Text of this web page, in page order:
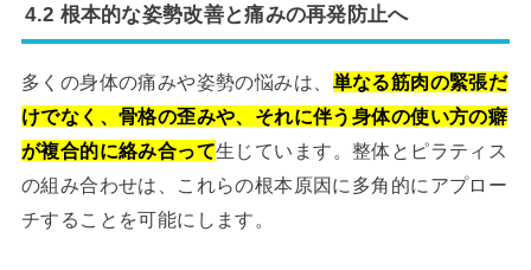
4.2 根本的な姿勢改善と痛みの再発防止へ
多くの身体の痛みや姿勢の悩みは、 単なる筋肉の緊張だ
けでなく、骨格の歪みや、それに伴う身体の使い方の癖
が複合的に絡み合って生じています。整体とピラティス
の組み合わせは、これらの根本原因に多角的にアプロー
チすることを可能にします。